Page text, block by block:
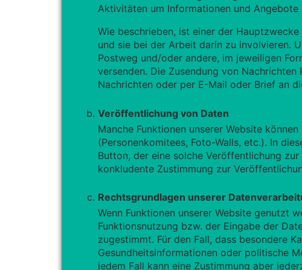
Aktivitäten um Informationen und Angebote
Wie beschrieben, ist einer der
und sie bei der Arbeit darin zu involvieren.
Postweg und/oder andere, im jeweiligen
versenden. Die Zusendung von
Nachrichten oder per E-Mail oder Brief an
Veröffentlichung von Daten
Manche Funktionen unserer Website
(Personenkomitees, Foto-Walls, etc.). In
Button, der eine solche Veröffentlichung
konkludente Zustimmung zur
Rechtsgrundlagen unserer
Wenn Funktionen unserer Website genutzt
Funktionsnutzung bzw. der Eingabe der
zugestimmt. Für den Fall, dass besondere
Gesundheitsinformationen oder politische
jedem Fall kann eine Zustimmung aber